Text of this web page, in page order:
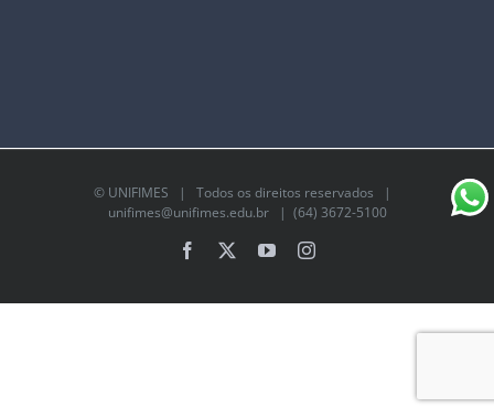
© UNIFIMES | Todos os direitos reservados |
unifimes@unifimes.edu.br| (64) 3672-5100
Facebook YouTubeInstagram